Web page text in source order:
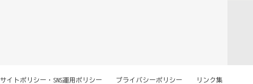
サイトポリシー・SNS運用ポリシー プライバシーポリシー リンク集